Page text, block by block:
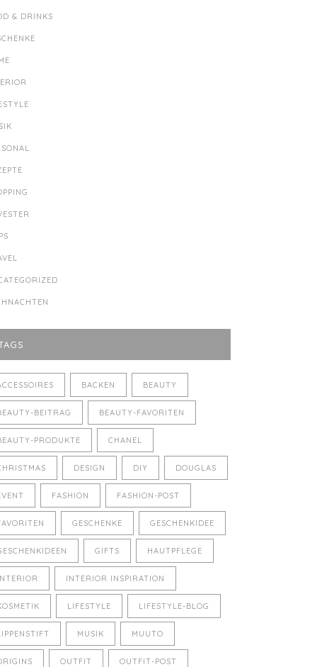
& DRINKS
BACKEN BEAUTY
BEITRAG BEAUTY-FAVORITEN
PRODUKTE CHANEL
DESIGN DIY DOUGLAS
FASHION FASHION-POST
GESCHENKE GESCHENKIDEE
GIFTS HAUTPFLEGE
INTERIOR INSPIRATION
LIFESTYLE LIFESTYLE-BLOG
MUSIK MUUTO
OUTFIT OUTFIT-POST